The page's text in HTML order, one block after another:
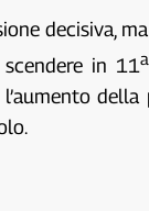
decisiva,
in 11a